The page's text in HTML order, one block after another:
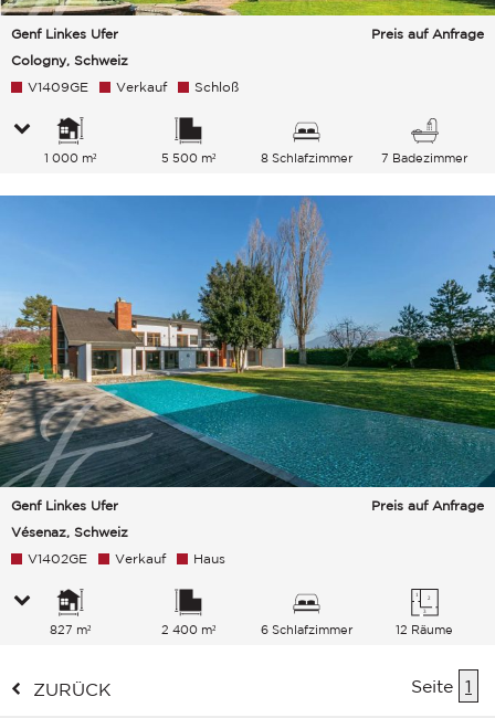
Genf Linkes Ufer
Cologny, Schweiz
Preis auf Anfrage
V1409GE Verkauf Schloß
1 000 m² 5 500 m² 8 Schlafzimmer 7 Badezimmer
Genf Linkes Ufer
Vésenaz, Schweiz
Preis auf Anfrage
V1402GE Verkauf Haus
827 m² 2 400 m² 6 Schlafzimmer 12 Räume
ZURÜCK Seite 1